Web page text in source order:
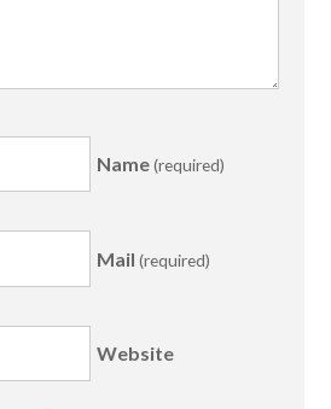
Name(required)
Mail (required)
Website